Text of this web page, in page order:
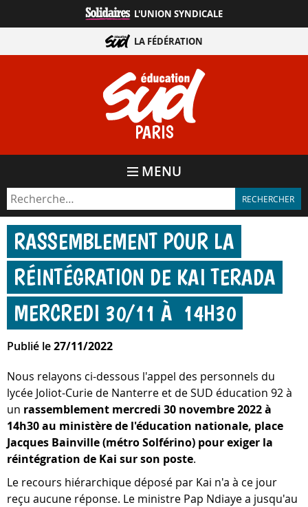
directement
contenu
PARIS
L'UNION SYNDICALE
LA FÉDÉRATION
MENU
RASSEMBLEMENT POUR LA
RÉINTÉGRATION DE KAI TERADA
MERCREDI 30/​11 À 14H30
Publié le27/11/2022
Nous relayons ci-dessous l'appel des personnels du
lycée Joliot-Curie de Nanterre et de SUD éducation 92 à
un rassemblement mercredi 30 novembre 2022 à
14h30 au ministère de l'éducation nationale, place
Jacques Bainville (métro Solférino) pour exiger la
réintégration de Kai sur son poste.
Le recours hiérarchique déposé par Kai n'a à ce jour
reçu aucune réponse. Le ministre Pap Ndiaye a jusqu'au